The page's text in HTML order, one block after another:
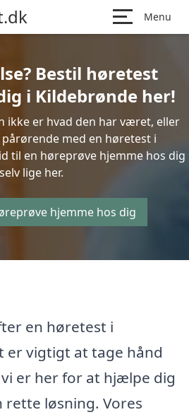
Menu
Bestil høretest
i Kildebrønde her!
ikke er hvad den har været, eller
med en høretest i
til en høreprøve hjemme hos dig
selv lige her.
hjemme hos dig
en høretest i
er vigtigt at tage hånd
er her for at hjælpe dig
rette løsning. Vores